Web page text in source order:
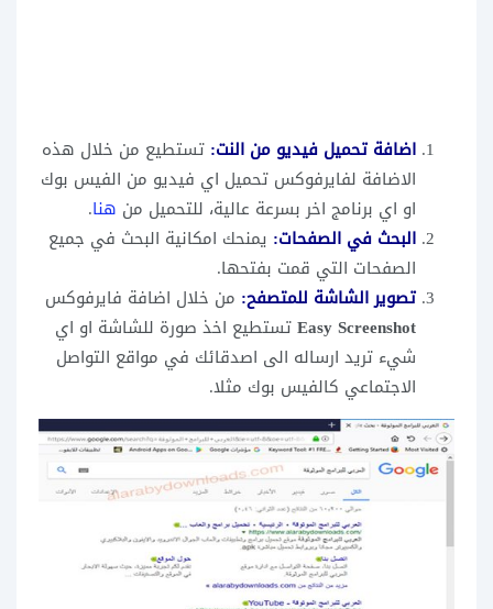
اضافة تحميل فيديو من النت: تستطيع من خلال هذه
الاضافة لفايرفوكس تحميل اي فيديو من الفيس بوك
او اي برنامج اخر بسرعة عالية، للتحميل من هنا.
البحث في الصفحات: يمنحك امكانية البحث في جميع
الصفحات التي قمت بفتحها.
تصوير الشاشة للمتصفح: من خلال اضافة فايرفوكس
Easy Screenshotتستطيع اخذ صورة للشاشة او اي
شيء تريد ارساله الى اصدقائك في مواقع التواصل
الاجتماعي كالفيس بوك مثلا.